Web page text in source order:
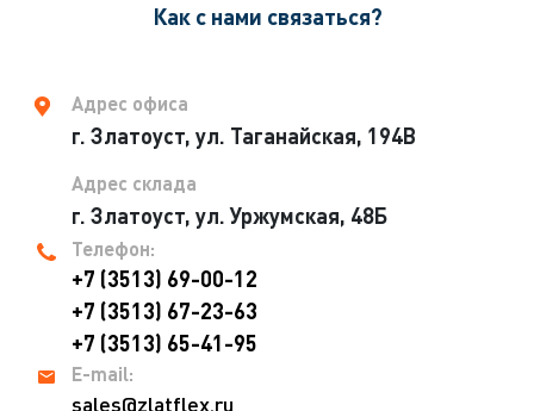
Как с нами связаться?
Адрес офиса
г. Златоуст, ул. Таганайская, 194В
Адрес склада
г. Златоуст, ул. Уржумская, 48Б
Телефон:
+7 (3513) 69-00-12
+7 (3513) 67-23-63
+7 (3513) 65-41-95
E-mail:
sales@zlatflex.ru